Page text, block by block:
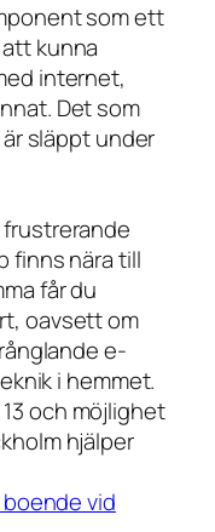
som ett
kunna
internet,
Det som
släppt under
frustrerande
finns nära till
får du
oavsett om
e-
i hemmet.
och möjlighet
hjälper
vid